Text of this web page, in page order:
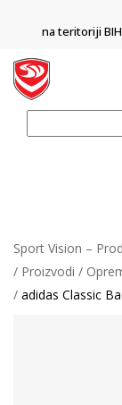
na teritoriji
Sport Vision –
Proizvodi
adidas Classic